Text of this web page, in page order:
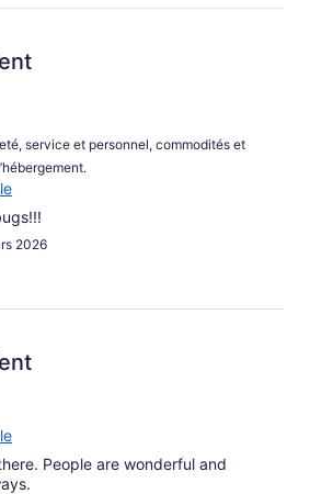
service et personnel, commodités et
2026
People are wonderful and